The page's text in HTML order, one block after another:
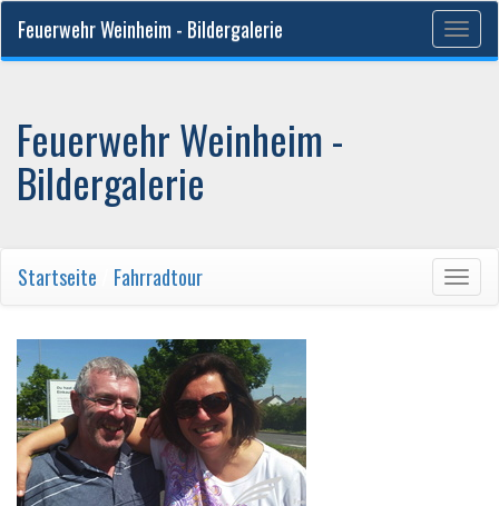
Feuerwehr Weinheim - Bildergalerie
Feuerwehr Weinheim -
Bildergalerie
Startseite Fahrradtour